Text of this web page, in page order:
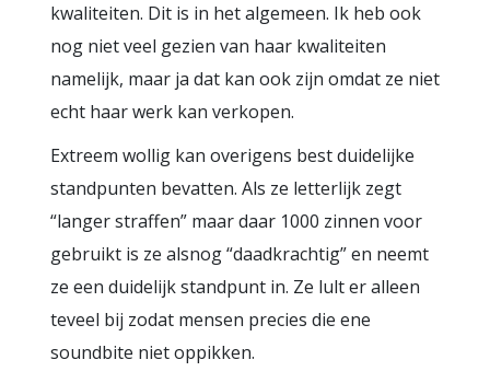
kwaliteiten. Dit is in het algemeen. Ik heb ook
nog niet veel gezien van haar kwaliteiten
namelijk, maar ja dat kan ook zijn omdat ze niet
echt haar werk kan verkopen.
Extreem wollig kan overigens best duidelijke
standpunten bevatten. Als ze letterlijk zegt
“langer straffen” maar daar 1000 zinnen voor
gebruikt is ze alsnog “daadkrachtig” en neemt
ze een duidelijk standpunt in. Ze lult er alleen
teveel bij zodat mensen precies die ene
soundbite niet oppikken.